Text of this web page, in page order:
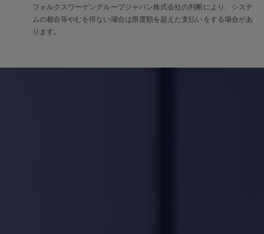
フォルクスワーゲングループジャパン株式会社の判断により、システ
ムの都合等やむを得ない場合は限度額を超えた支払いをする場合があ
ります。